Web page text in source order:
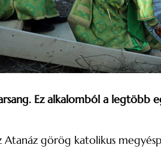
Ez alkalomból a legtöbb
Atanáz görög katolikus